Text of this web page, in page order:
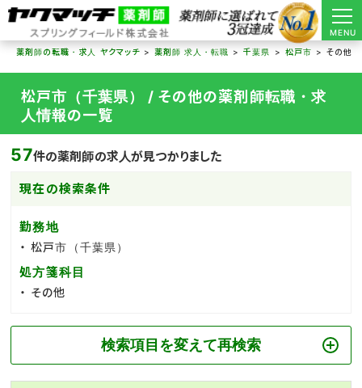
MENU
薬剤師の転職・求人 ヤクマッチ
薬剤師 求人・転職 千葉県 松戸市 その他
松戸市（千葉県） / その他の薬剤師転職・求
人情報の一覧
57件の薬剤師の求人が見つかりました
現在の検索条件
勤務地
松戸市（千葉県）
処方箋科目
その他
検索項目を変えて再検索